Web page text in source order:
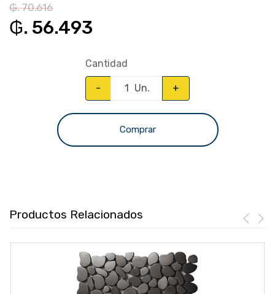
₲. 70.616
₲. 56.493
Cantidad
- Un. +
Comprar
Productos Relacionados